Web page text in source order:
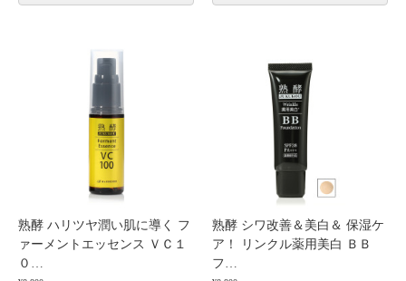
熟酵 ハリツヤ潤い肌に導く フ
ァーメントエッセンス ＶＣ１
０…
熟酵 シワ改善＆美白＆ 保湿ケ
ア！ リンクル薬用美白 ＢＢ
フ…